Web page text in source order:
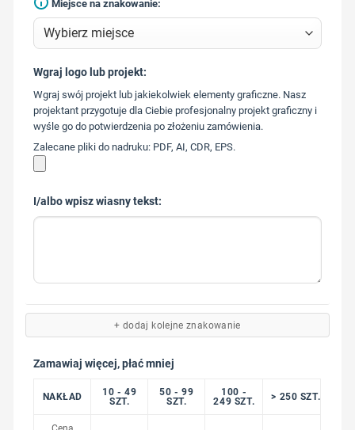
Miejsce na znakowanie:
573 568
217
Wgraj logo lub projekt:
Wgraj swój projekt lub jakiekolwiek elementy graficzne. Nasz
projektant przygotuje dla Ciebie profesjonalny projekt graficzny i
wyśle go do potwierdzenia po złożeniu zamówienia.
Zalecane pliki do nadruku: PDF, AI, CDR, EPS.
I/albo wpisz wiasny tekst:
+ dodaj kolejne znakowanie
Zamawiaj więcej, płać mniej
NAKŁAD
10 - 49
SZT.
50 - 99
SZT.
100 -
249 SZT.
> 250 SZT.